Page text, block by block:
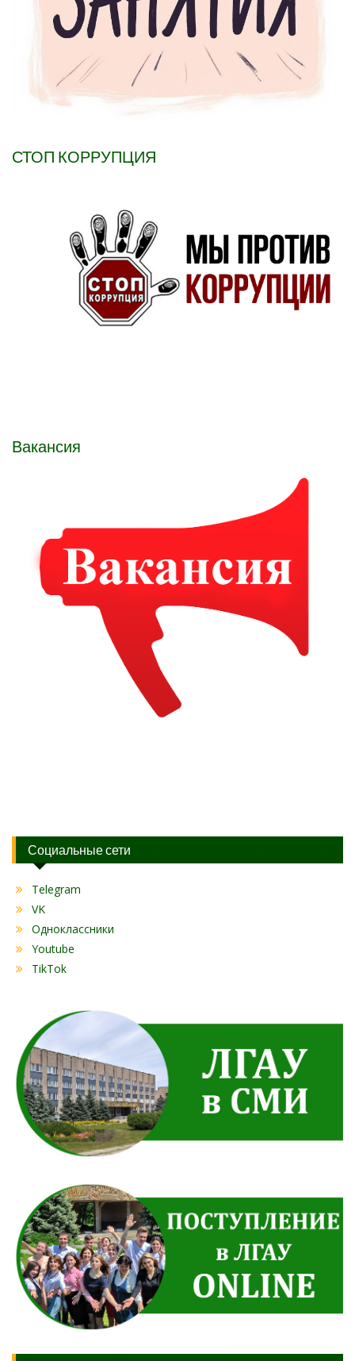
СТОП КОРРУПЦИЯ
Вакансия
Социальные сети
Telegram
VK
Одноклассники
Youtube
TikTok